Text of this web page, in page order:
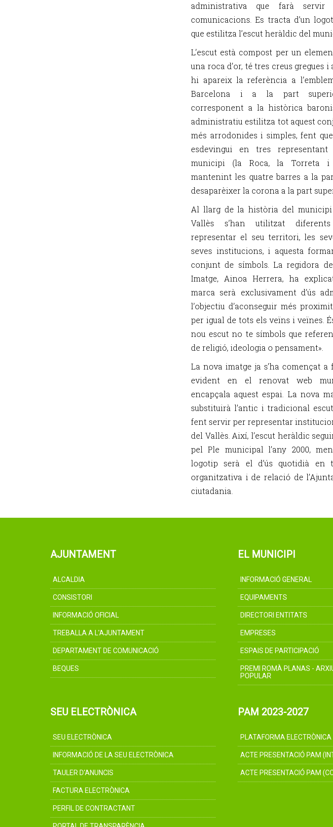
administrativa que farà
comunicacions. Es tracta d’un
que estilitza l’escut heràldic del
L’escut està compost per un
una roca d’or, té tres creus gregues
hi apareix la referència a
Barcelona i a la part
corresponent a la històrica
administratiu estilitza tot aquest
més arrodonides i simples, fent
esdevingui en tres
municipi (la Roca, la Torreta i
mantenint les quatre barres a la
desaparèixer la corona a la part
Al llarg de la història del
Vallès s’han utilitzat
representar el seu territori, les
seves institucions, i aquesta
conjunt de símbols. La regidora
Imatge, Ainoa Herrera, ha
marca serà exclusivament d’ús
l’objectiu d’aconseguir més
per igual de tots els veïns i veïnes.
nou escut no te símbols que
de religió, ideologia o pensament».
La nova imatge ja s’ha començat
evident en el renovat web
encapçala aquest espai. La nova
substituirà l’antic i tradicional
fent servir per representar
del Vallès. Així, l’escut heràldic
pel Ple municipal l’any 2000,
logotip serà el d’ús quotidià en
organitzativa i de relació de
ciutadania.
AJUNTAMENT
ALCALDIA
CONSISTORI
INFORMACIÓ OFICIAL
TREBALLA A L'AJUNTAMENT
DEPARTAMENT DE COMUNICACIÓ
BEQUES
EL MUNICIPI
INFORMACIÓ GENERAL
EQUIPAMENTS
DIRECTORI ENTITATS
EMPRESES
ESPAIS DE PARTICIPACIÓ
PREMI ROMÀ PLANAS -
POPULAR
SEU ELECTRÒNICA
SEU ELECTRÒNICA
INFORMACIÓ DE LA SEU ELECTRÒNICA
TAULER D'ANUNCIS
FACTURA ELECTRÒNICA
PERFIL DE CONTRACTANT
PAM 2023-2027
PLATAFORMA ELECTRÒNICA
ACTE PRESENTACIÓ PAM
ACTE PRESENTACIÓ PAM